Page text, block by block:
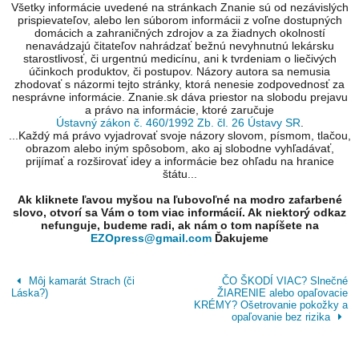
Všetky informácie uvedené na stránkach Znanie sú od nezávislých
prispievateľov, alebo len súborom informácii z voľne dostupných
domácich a zahraničných zdrojov a za žiadnych okolností
nenavádzajú čitateľov nahrádzať bežnú nevyhnutnú lekársku
starostlivosť, či urgentnú medicínu, ani k tvrdeniam o liečivých
účinkoch produktov, či postupov. Názory autora sa nemusia
zhodovať s názormi tejto stránky, ktorá nenesie zodpovednosť za
nesprávne informácie. Znanie.sk dáva priestor na slobodu prejavu
a právo na informácie, ktoré zaručuje
Ústavný zákon č. 460/1992 Zb. čl. 26 Ústavy SR
...Každý má právo vyjadrovať svoje názory slovom, písmom, tlačou,
obrazom alebo iným spôsobom, ako aj slobodne vyhľadávať,
prijímať a rozširovať idey a informácie bez ohľadu na hranice
štátu...
Ak kliknete ľavou myšou na ľubovoľné na modro zafarbené
slovo, otvorí sa Vám o tom viac informácií. Ak niektorý odkaz
nefunguje, budeme radi, ak nám o tom napíšete na
EZOpress@gmail.com Ďakujeme
Môj kamarát Strach (či
Láska?)
ČO ŠKODÍ VIAC? Slnečné
ŽIARENIE alebo opaľovacie
KRÉMY? Ošetrovanie pokožky a
opaľovanie bez rizika